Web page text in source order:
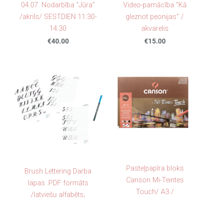
04.07. Nodarbība "Jūra"
/akrils/ SESTDIEN 11:30-
14:30
€40.00
Video-pamācība "Kā
gleznot peonijas" /
akvarelis
€15.00
Brush Lettering Darba
lapas .PDF formāts
/latviešu alfabēts;
Pasteļpapīra bloks
Canson Mi-Teintes
Touch/ A3 /